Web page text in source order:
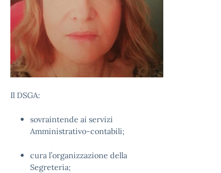
Il DSGA:
sovraintende ai servizi
Amministrativo-contabili;
cura l’organizzazione della
Segreteria;